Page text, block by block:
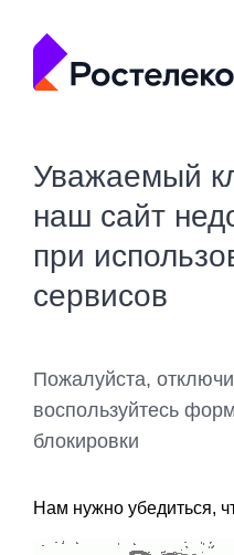
Уважаемый
наш сайт
при
сервисов
Пожалуйста,
воспользуйтесь
блокировки
Нам нужно убедиться,